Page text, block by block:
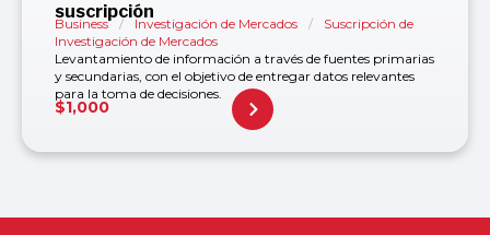
suscripción
Business / Investigación de Mercados /
Suscripción de
Investigación de Mercados
Levantamiento de información a través de fuentes primarias
y secundarias, con el objetivo de entregar datos relevantes
para la toma de decisiones.
$1,000